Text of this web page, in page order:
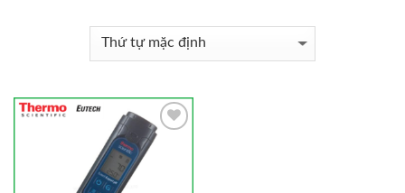
Add to
Wishlist